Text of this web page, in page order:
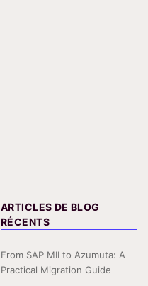
ARTICLES DE BLOG
RÉCENTS
From SAP MII to Azumuta: A
Practical Migration Guide